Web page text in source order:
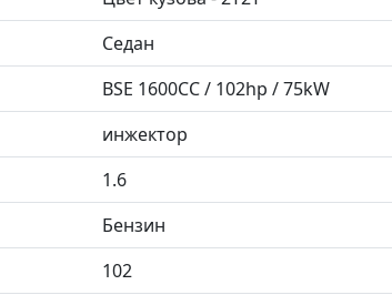
Седан
BSE 1600CC / 102hp / 75kW
инжектор
1.6
Бензин
102